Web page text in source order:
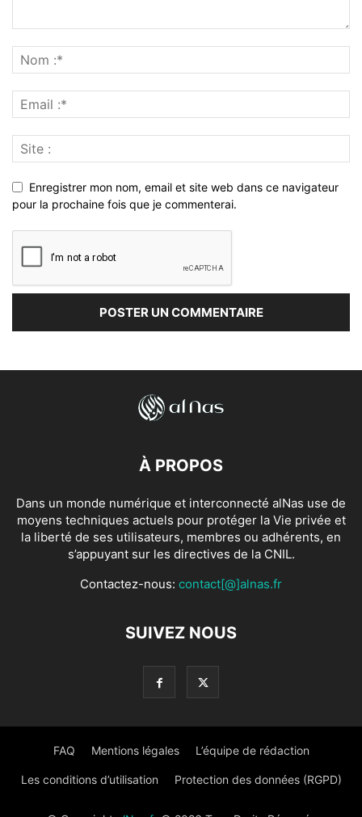
Enregistrer mon nom, email et site web dans ce navigateur
pour la prochaine fois que je commenterai.
À PROPOS
Dans un monde numérique et interconnecté alNas use de
moyens techniques actuels pour protéger la Vie privée et
la liberté de ses utilisateurs, membres ou adhérents, en
s’appuyant sur les directives de la CNIL.
Contactez-nous: contact[@]alnas.fr
SUIVEZ NOUS
FAQ Mentions légales L’équipe de rédaction
Les conditions d’utilisation Protection des données (RGPD)